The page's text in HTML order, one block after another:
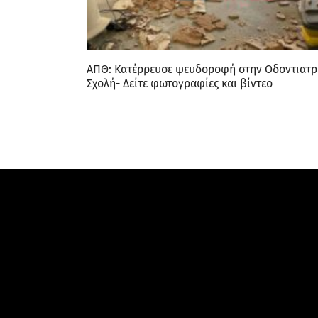
ΑΠΘ: Κατέρρευσε ψευδοροφή στην
Σχολή- Δείτε φωτογραφίες και βίντεο